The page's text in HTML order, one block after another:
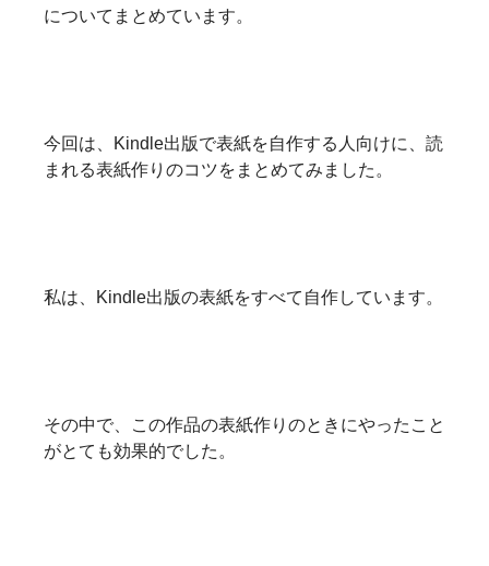
についてまとめています。
今回は、Kindle出版で表紙を自作する人向けに、読
まれる表紙作りのコツをまとめてみました。
私は、Kindle出版の表紙をすべて自作しています。
その中で、この作品の表紙作りのときにやったこと
がとても効果的でした。